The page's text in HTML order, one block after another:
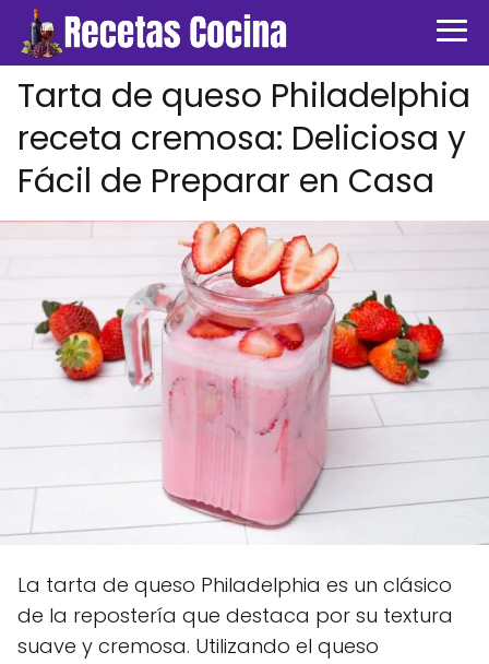
Tarta de queso Philadelphia
receta cremosa: Deliciosa y
Fácil de Preparar en Casa
La tarta de queso Philadelphia es un clásico
de la repostería que destaca por su textura
suave y cremosa. Utilizando el queso